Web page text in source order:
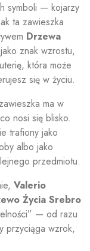
symboli — kojarzy
ta zawieszka
Drzewa
znak wzrostu,
która może
się w życiu.
ma w
nosi się blisko.
trafiony jako
albo jako
przedmiotu.
Valerio
Życia Srebro
— od razu
przyciąga wzrok,